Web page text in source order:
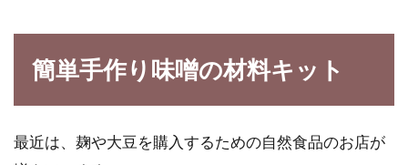
簡単手作り味噌の材料キット
最近は、麹や大豆を購入するための自然食品のお店が